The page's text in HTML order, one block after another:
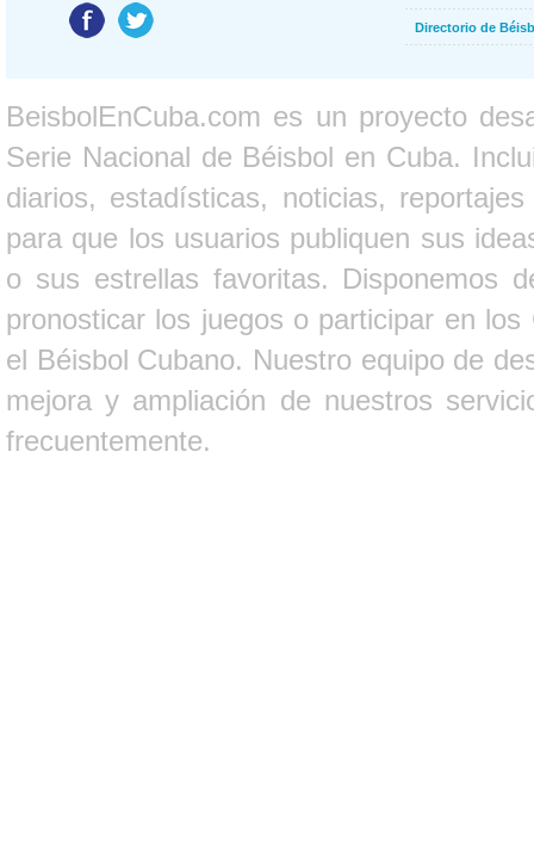
Directorio de
BeisbolEnCuba.com es un proyecto
Serie Nacional de Béisbol en Cuba.
diarios, estadísticas, noticias,
para que los usuarios publiquen sus
o sus estrellas favoritas. Disponemos
pronosticar los juegos o participar en
el Béisbol Cubano. Nuestro equipo de
mejora y ampliación de nuestros
frecuentemente.